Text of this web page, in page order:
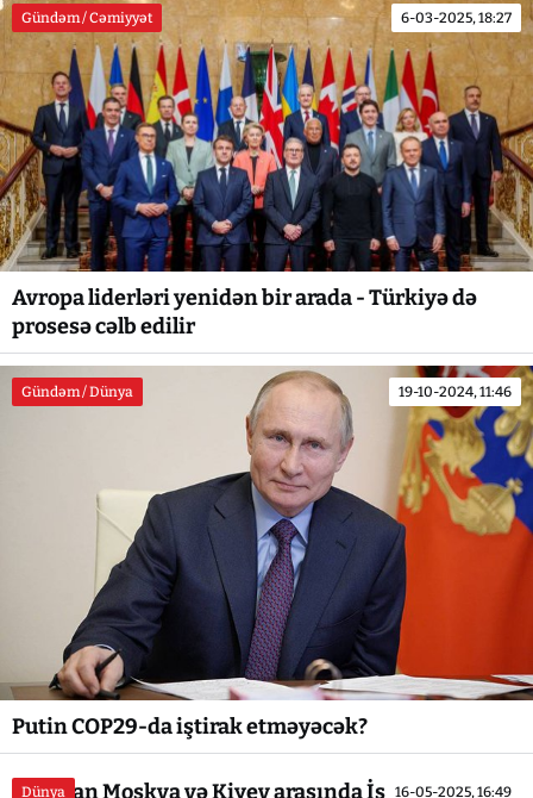
Gündəm / Cəmiyyət 6-03-2025, 18:27
Avropa liderləri yenidən bir arada - Türkiyə də
prosesə cəlb edilir
Gündəm / Dünya 19-10-2024, 11:46
Putin COP29-da iştirak etməyəcək?
Dünya 16-05-2025, 16:49
Ərdoğan Moskva və Kiyev arasında İstanbul